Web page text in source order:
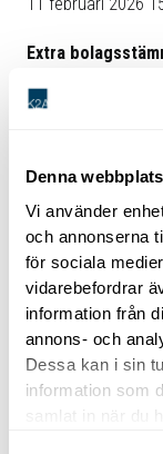
Denna
Vi använder
och annonserna
för sociala
vidarebefordrar
information från
annons- och
Dessa kan i sin
information som
samlat in när du
Extra
Fastigheter AB
Samtliga beslut
Bolagsstämman
Anna Wallin
För ytterligare
Johan Knaust, vd,
Christian